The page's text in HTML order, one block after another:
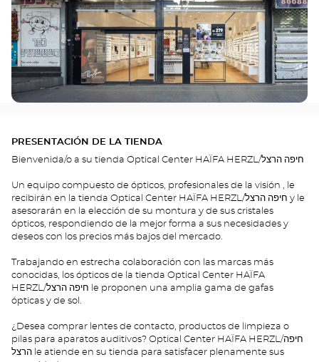
PRESENTACIÓN DE LA TIENDA
Bienvenida/o a su tienda Optical Center HAÏFA HERZL/חיפה הרצל
Un equipo compuesto de ópticos, profesionales de la visión , le
recibirán en la tienda Optical Center HAÏFA HERZL/חיפה הרצל y le
asesorarán en la elección de su montura y de sus cristales
ópticos, respondiendo de la mejor forma a sus necesidades y
deseos con los precios más bajos del mercado.
Trabajando en estrecha colaboración con las marcas más
conocidas, los ópticos de la tienda Optical Center HAÏFA
HERZL/חיפה הרצל le proponen una amplia gama de gafas
ópticas y de sol.
¿Desea comprar lentes de contacto, productos de limpieza o
pilas para aparatos auditivos? Optical Center HAÏFA HERZL/חיפה
הרצל le atiende en su tienda para satisfacer plenamente sus